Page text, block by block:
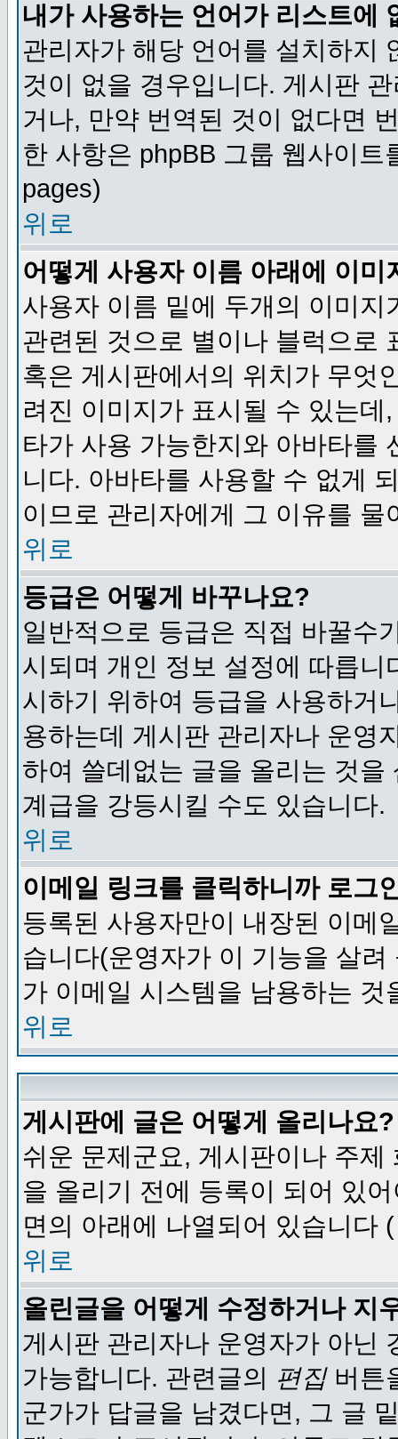
내가 사용하는 언어가 리스트에
관리자가 해당 언어를 설치하지
것이 없을 경우입니다. 게시판
거나, 만약 번역된 것이 없다면
한 사항은 phpBB 그룹 웹사이
pages)
위로
어떻게 사용자 이름 아래에 이미
사용자 이름 밑에 두개의 이미
관련된 것으로 별이나 블럭으로
혹은 게시판에서의 위치가 무엇
려진 이미지가 표시될 수 있는
타가 사용 가능한지와 아바타를
니다. 아바타를 사용할 수 없게
이므로 관리자에게 그 이유를 물
위로
등급은 어떻게 바꾸나요?
일반적으로 등급은 직접 바꿀수
시되며 개인 정보 설정에 따릅
시하기 위하여 등급을 사용하거
용하는데 게시판 관리자나 운영
하여 쓸데없는 글을 올리는 것
계급을 강등시킬 수도 있습니다.
위로
이메일 링크를 클릭하니까 로그
등록된 사용자만이 내장된 이메
습니다(운영자가 이 기능을 살
가 이메일 시스템을 남용하는 것
위로
게시판에 글은 어떻게 올리나요?
쉬운 문제군요, 게시판이나 주
을 올리기 전에 등록이 되어 있
면의 아래에 나열되어 있습니다 (
위로
올린글을 어떻게 수정하거나 지
게시판 관리자나 운영자가 아닌
가능합니다. 관련글의 편집버튼
군가가 답글을 남겼다면, 그 글